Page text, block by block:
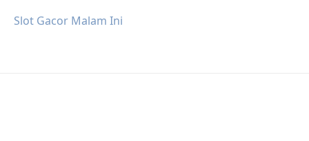
Slot Gacor Malam Ini